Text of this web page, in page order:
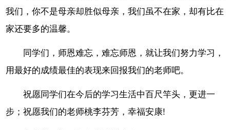
我们，你不是母亲却胜似母亲，我们虽不在家，却有比在
家还要多的温馨。
同学们，师恩难忘，难忘师恩，就让我们努力学习，
用最好的成绩最佳的表现来回报我们的老师吧。
祝愿同学们在今后的学习生活中百尺竿头，更进一
步；祝愿我们的老师桃李芬芳，幸福安康!